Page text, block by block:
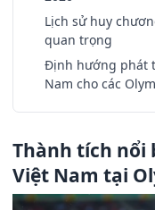
Lịch sử huy
quan trọng
Định hướng phát
Nam cho các
Thành tích nổi
Việt Nam tại